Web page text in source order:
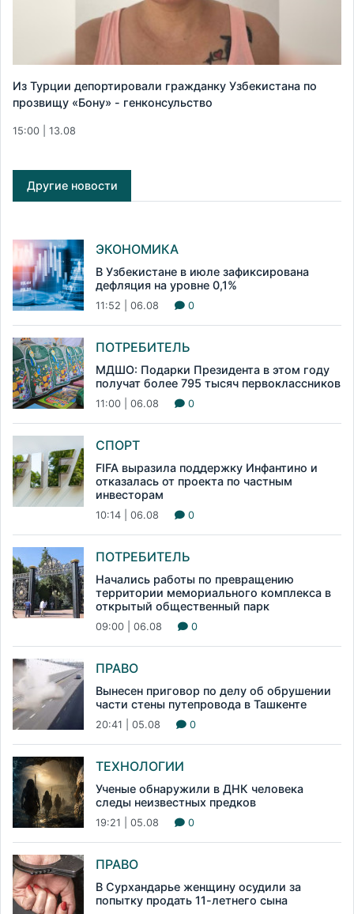
Из Турции депортировали гражданку Узбекистана по
прозвищу «Бону» - генконсульство
15:00 | 13.08
Другие новости
ЭКОНОМИКА
В Узбекистане в июле зафиксирована
дефляция на уровне 0,1%
11:52 | 06.08 0
ПОТРЕБИТЕЛЬ
МДШО: Подарки Президента в этом году
получат более 795 тысяч первоклассников
11:00 | 06.08 0
СПОРТ
FIFA выразила поддержку Инфантино и
отказалась от проекта по частным
инвесторам
10:14 | 06.08 0
ПОТРЕБИТЕЛЬ
Начались работы по превращению
территории мемориального комплекса в
открытый общественный парк
09:00 | 06.08 0
ПРАВО
Вынесен приговор по делу об обрушении
части стены путепровода в Ташкенте
20:41 | 05.08 0
ТЕХНОЛОГИИ
Ученые обнаружили в ДНК человека
следы неизвестных предков
19:21 | 05.08 0
ПРАВО
В Сурхандарье женщину осудили за
попытку продать 11-летнего сына